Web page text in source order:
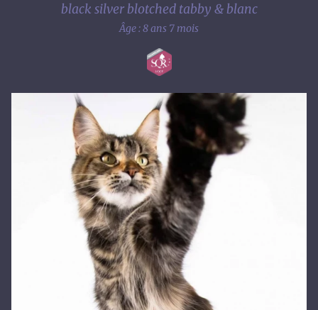
black silver blotched tabby & blanc
Âge : 8 ans 7 mois